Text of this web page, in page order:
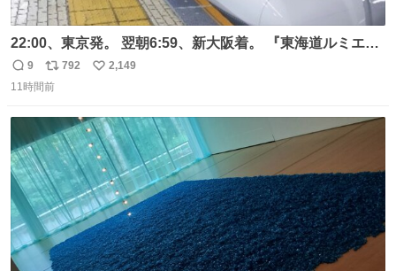
22:00、東京発。 翌朝6:59、新大阪着。 『東海道ルミエー
ルエクスプレス』が今夜、初運行！ 岐阜羽島駅で夜を越す
東海道新幹線。寝台列車じゃないのに、朝まで新幹線とい
エクスプレス
返
信
9
リ
ポ
ト
数
792
い
数
2,149
11時間前